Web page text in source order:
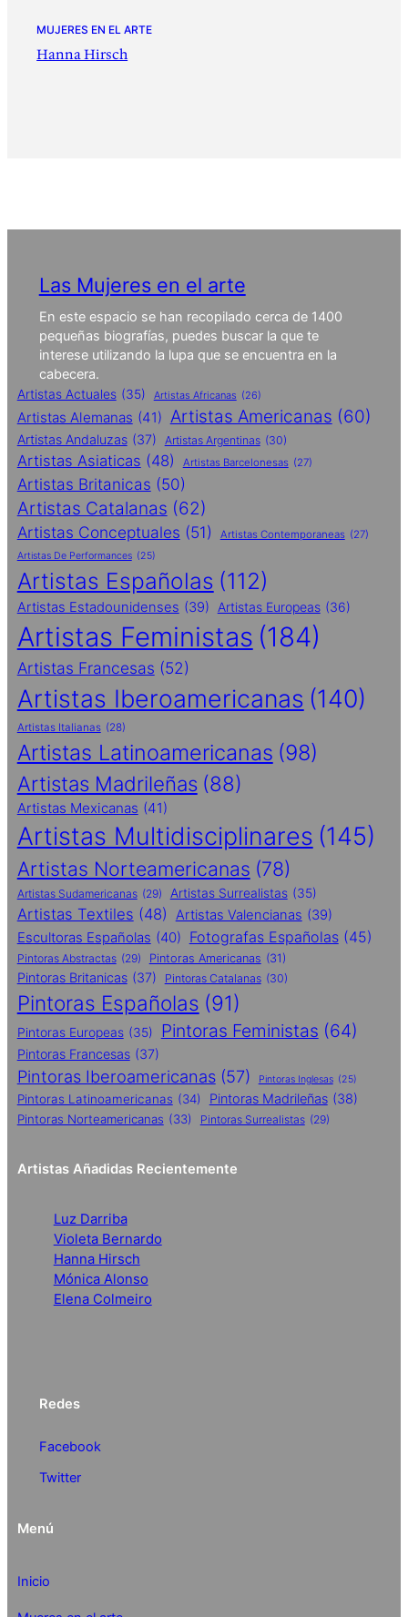
MUJERES EN EL ARTE
Hanna Hirsch
Las Mujeres en el arte
En este espacio se han recopilado cerca de 1400
pequeñas biografías, puedes buscar la que te
interese utilizando la lupa que se encuentra en la
cabecera.
Artistas Actuales (35) Artistas Africanas (26)
Artistas Alemanas (41) Artistas Americanas (60)
Artistas Andaluzas (37) Artistas Argentinas (30)
Artistas Asiaticas (48) Artistas Barcelonesas (27)
Artistas Britanicas (50)
Artistas Catalanas (62)
Artistas Conceptuales (51) Artistas Contemporaneas (27)
Artistas De Performances (25)
Artistas Españolas (112)
Artistas Estadounidenses (39) Artistas Europeas (36)
Artistas Feministas (184)
Artistas Francesas (52)
Artistas Iberoamericanas (140)
Artistas Italianas (28)
Artistas Latinoamericanas (98)
Artistas Madrileñas (88)
Artistas Mexicanas (41)
Artistas Multidisciplinares (145)
Artistas Norteamericanas (78)
Artistas Sudamericanas (29) Artistas Surrealistas (35)
Artistas Textiles (48) Artistas Valencianas (39)
Escultoras Españolas (40) Fotografas Españolas (45)
Pintoras Abstractas (29) Pintoras Americanas (31)
Pintoras Britanicas (37) Pintoras Catalanas (30)
Pintoras Españolas (91)
Pintoras Europeas (35) Pintoras Feministas (64)
Pintoras Francesas (37)
Pintoras Iberoamericanas (57) Pintoras Inglesas (25)
Pintoras Latinoamericanas (34) Pintoras Madrileñas (38)
Pintoras Norteamericanas (33) Pintoras Surrealistas (29)
Artistas Añadidas Recientemente
Luz Darriba
Violeta Bernardo
Hanna Hirsch
Mónica Alonso
Elena Colmeiro
Redes
Facebook
Twitter
Menú
Inicio